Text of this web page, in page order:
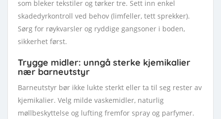
som bleker tekstiler og tørker tre. Sett inn enkel
skadedyrkontroll ved behov (limfeller, tett sprekker).
Sørg for røykvarsler og ryddige gangsoner i boden,
sikkerhet først.
Trygge midler: unngå sterke kjemikalier
nær barneutstyr
Barneutstyr bør ikke lukte sterkt eller ta til seg rester av
kjemikalier. Velg milde vaskemidler, naturlig
møllbeskyttelse og lufting fremfor spray og parfymer.